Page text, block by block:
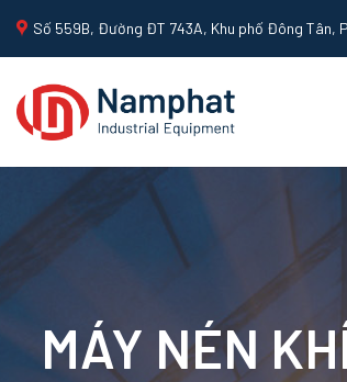
Số 559B, Đường ĐT 743A, Khu phố Đông Tân,
MÁY NÉN